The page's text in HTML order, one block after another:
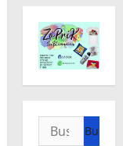
Buscar: